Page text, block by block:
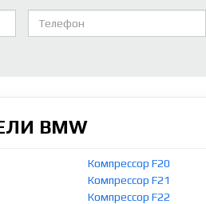
BMW
Компрессор F20
Компрессор F21
Компрессор F22